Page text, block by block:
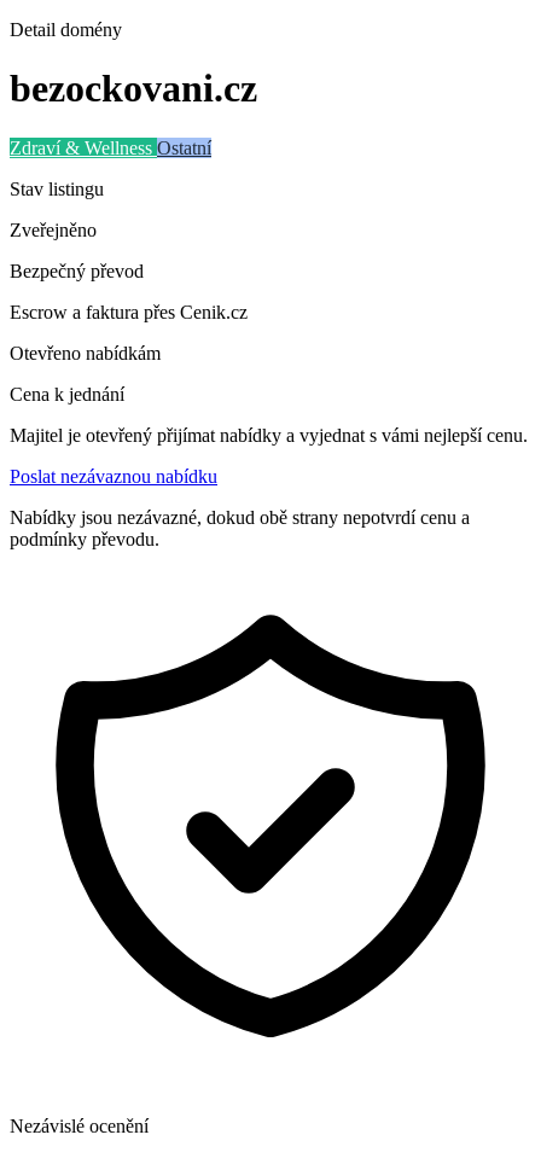
Detail domény
bezockovani.cz
Zdraví & Wellness Ostatní
Stav listingu
Zveřejněno
Bezpečný převod
Escrow a faktura přes Cenik.cz
Otevřeno nabídkám
Cena k jednání
Majitel je otevřený přijímat nabídky a vyjednat s vámi nejlepší cenu.
Poslat nezávaznou nabídku
Nabídky jsou nezávazné, dokud obě strany nepotvrdí cenu a
podmínky převodu.
Nezávislé ocenění